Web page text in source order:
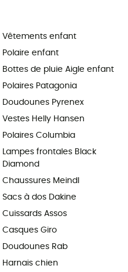
Vêtements enfant
Polaire enfant
Bottes de pluie Aigle enfant
Polaires Patagonia
Doudounes Pyrenex
Vestes Helly Hansen
Polaires Columbia
Lampes frontales Black
Diamond
Chaussures Meindl
Sacs à dos Dakine
Cuissards Assos
Casques Giro
Doudounes Rab
Harnais chien